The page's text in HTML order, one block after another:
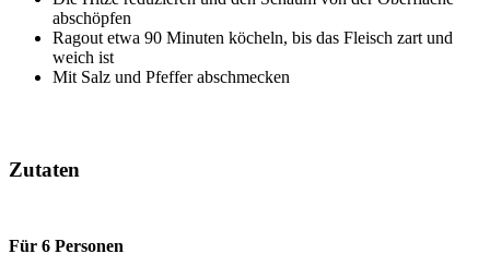
abschöpfen
Ragout etwa 90 Minuten köcheln, bis das Fleisch zart und
weich ist
Mit Salz und Pfeffer abschmecken
Zutaten
Für 6 Personen